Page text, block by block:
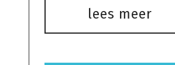
lees meer